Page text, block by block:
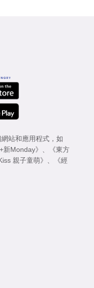
站和應用程式，如
新Monday》
《東方
親子童萌》
《經